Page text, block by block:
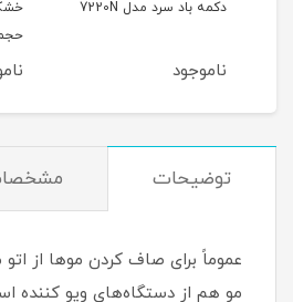
دکمه باد سرد مدل 7220N
ناموجود
حجم 200 میلی
توضیحات
عموماً برای صاف کردن موها از اتو
مو هم از دستگاه‌های ویو کننده